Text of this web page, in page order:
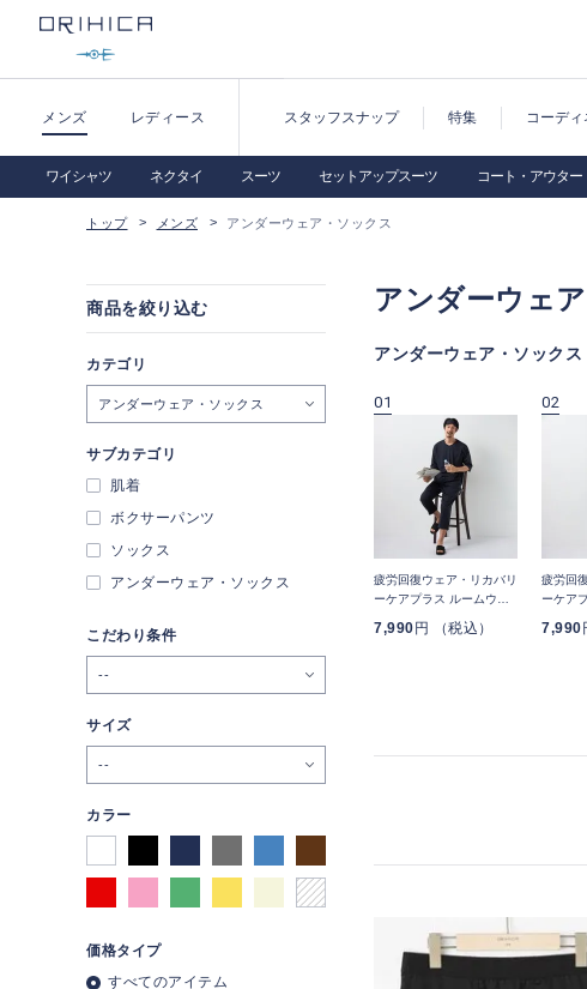
メンズ レディース スタッフスナップ 特集 コーディ
ワイシャツ ネクタイ スーツ セットアップスーツ コート・アウター
トップ メンズ アンダーウェア・ソックス
アンダーウェ
アンダーウェア・ソック
スーパークールソックス
円 （税込）
10
ゴロつきにくいソックス
01
疲労回復ウェア・リカバリ
ーケアプラス ルームウェ
パンツ 上下セット ユニセ
7,990 円 （税込）
02
疲労回
ーケア
パンツ
7,990
商品を絞り込む
カテゴリ
アンダーウェア・ソックス
サブカテゴリ
肌着
ボクサーパンツ
ソックス
アンダーウェア・ソックス
こだわり条件
--
サイズ
--
カラー
価格タイプ
すべてのアイテム